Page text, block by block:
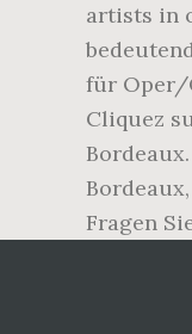
artists in
für Oper/
Cliquez
Fragen